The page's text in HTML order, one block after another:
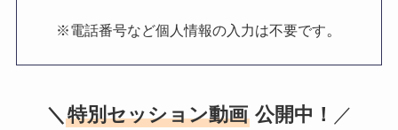
※電話番号など個人情報の入力は不要です。
＼ 特別セッション動画公開中！ ／